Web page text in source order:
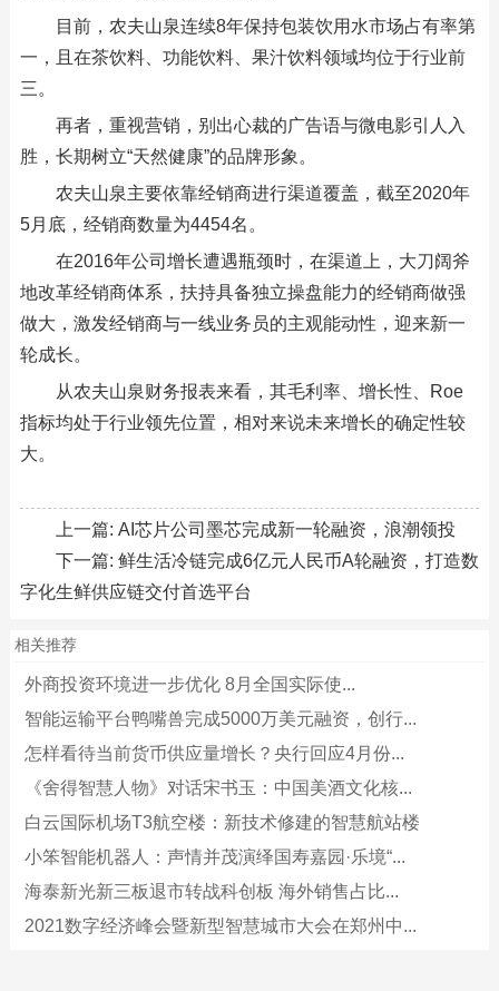
目前，农夫山泉连续8年保持包装饮用水市场占有率第
一，且在茶饮料、功能饮料、果汁饮料领域均位于行业前
三。
再者，重视营销，别出心裁的广告语与微电影引人入
胜，长期树立“天然健康”的品牌形象。
农夫山泉主要依靠经销商进行渠道覆盖，截至2020年
5月底，经销商数量为4454名。
在2016年公司增长遭遇瓶颈时，在渠道上，大刀阔斧
地改革经销商体系，扶持具备独立操盘能力的经销商做强
做大，激发经销商与一线业务员的主观能动性，迎来新一
轮成长。
从农夫山泉财务报表来看，其毛利率、增长性、Roe
指标均处于行业领先位置，相对来说未来增长的确定性较
大。
上一篇: AI芯片公司墨芯完成新一轮融资，浪潮领投
下一篇: 鲜生活冷链完成6亿元人民币A轮融资，打造数
字化生鲜供应链交付首选平台
相关推荐
外商投资环境进一步优化 8月全国实际使...
智能运输平台鸭嘴兽完成5000万美元融资，创行...
怎样看待当前货币供应量增长？央行回应4月份...
《舍得智慧人物》对话宋书玉：中国美酒文化核...
白云国际机场T3航空楼：新技术修建的智慧航站楼
小笨智能机器人：声情并茂演绎国寿嘉园·乐境“...
海泰新光新三板退市转战科创板 海外销售占比...
2021数字经济峰会暨新型智慧城市大会在郑州中...